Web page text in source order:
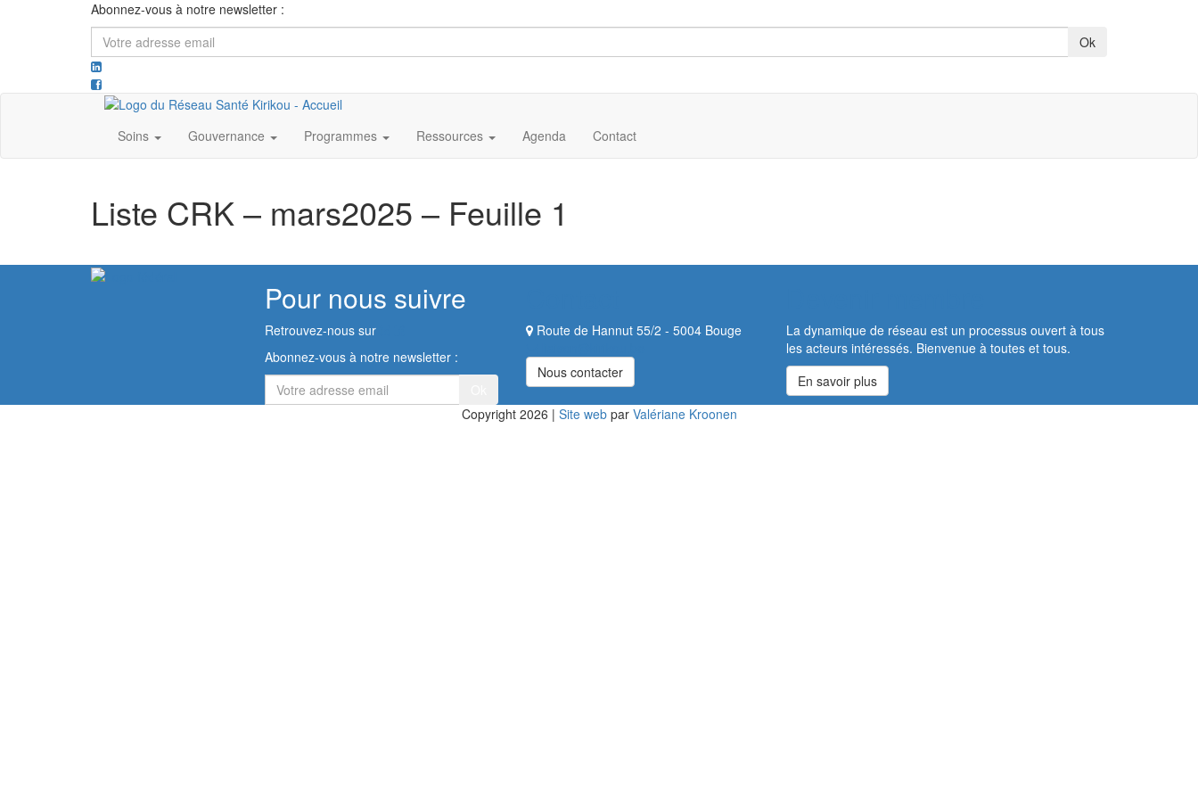
Abonnez-vous à notre newsletter :
Votre
adresse
email
Soins Gouvernance Programmes Ressources Agenda Contact
Liste CRK – mars2025 – Feuille 1
Pour nous suivre
Retrouvez-nous sur
Abonnez-vous à notre newsletter :
Votre
adresse
Route de Hannut 55/2 - 5004 Bouge
Nous contacter
La dynamique de réseau est un processus ouvert à tous
les acteurs intéressés. Bienvenue à toutes et tous.
En savoir plus
Copyright 2026 | Site webpar Valériane Kroonen